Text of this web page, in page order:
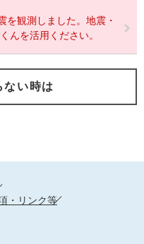
を観測しました。地震・
んを活用ください。
ない時は
・リンク等